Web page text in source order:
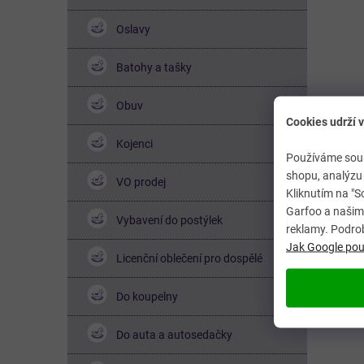
Cookies udrží
Používáme
shopu,
Kliknutím na
Garfoo a
reklamy.
Jak Google
Oslavy
Batohy a tašky
Obuv
Kojenci
VO prodej
Vybavení do postýlek
Licenční oblečení pro dospělé
Do koupelny
Do auta a autosedačky